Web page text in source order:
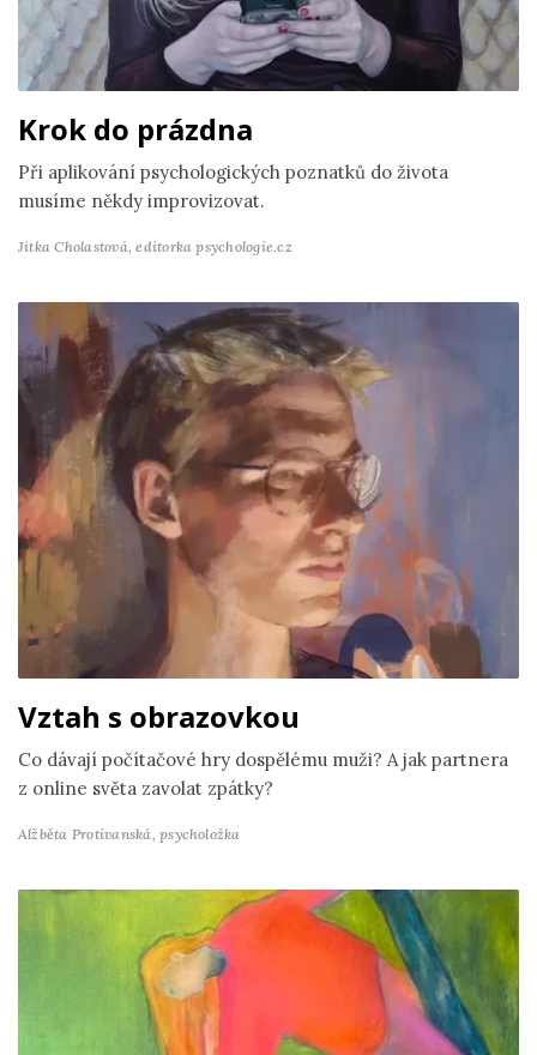
Krok do prázdna
Při aplikování psychologických poznatků do života
musíme někdy improvizovat.
Jitka Cholastová,editorka psychologie.cz
Vztah s obrazovkou
Co dávají počítačové hry dospělému muži? A jak partnera
z online světa zavolat zpátky?
Alžběta Protivanská,psycholožka